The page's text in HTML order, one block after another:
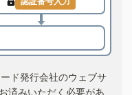
ド発行会社のウェブサ
済みいただく必要があ